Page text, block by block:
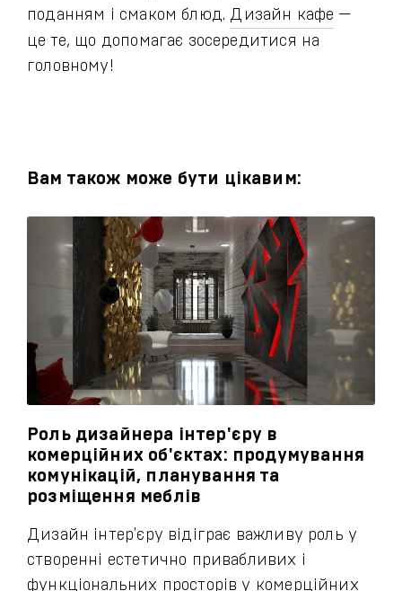
поданням і смаком блюд. Дизайн кафе —
це те, що допомагає зосередитися на
головному!
Вам також може бути цікавим:
Роль дизайнера інтер'єру в
комерційних об'єктах: продумування
комунікацій, планування та
розміщення меблів
Дизайн інтер'єру відіграє важливу роль у
створенні естетично привабливих і
функціональних просторів у комерційних